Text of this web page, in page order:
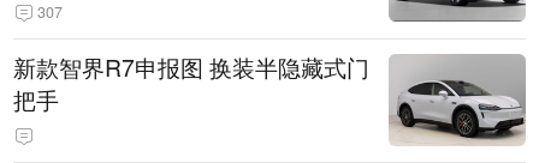
307
新款智界R7申报图 换装半隐藏式门
把手